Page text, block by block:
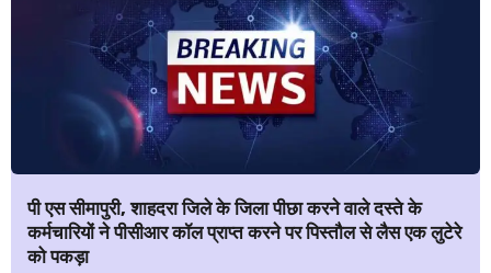
पी एस सीमापुरी, शाहदरा जिले के जिला पीछा करने वाले दस्ते के
कर्मचारियों ने पीसीआर कॉल प्राप्त करने पर पिस्तौल से लैस एक लुटेरे
को पकड़ा